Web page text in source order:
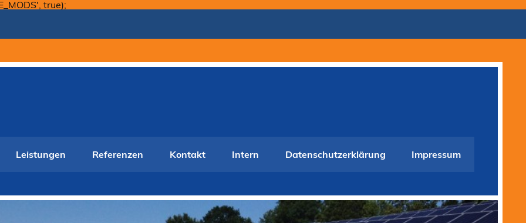
true);
Leistungen Referenzen Kontakt Intern Datenschutzerklärung Impressum